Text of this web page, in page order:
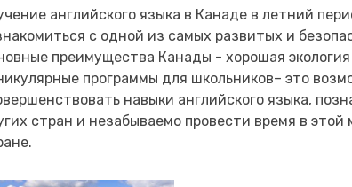
английского языка в Канаде в летний
с одной из самых развитых и
преимущества Канады - хорошая экология
программы для школьников– это
навыки английского языка,
стран и незабываемо провести время в этой